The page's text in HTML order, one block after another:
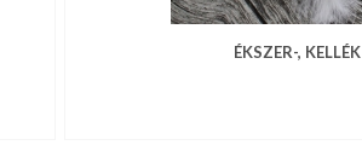
ÉKSZER-, KELLÉK